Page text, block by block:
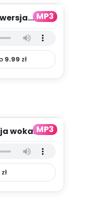
MP3
9.99 zł
MP3
wokalna
zł